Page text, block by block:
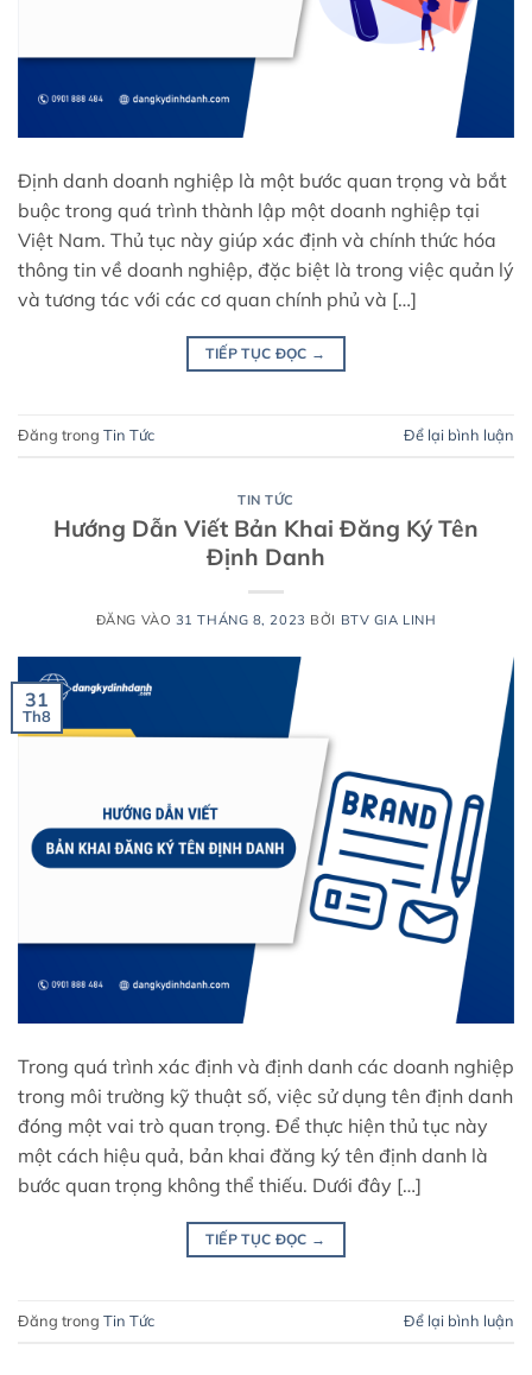
Định danh doanh nghiệp là một bước quan trọng và bắt
buộc trong quá trình thành lập một doanh nghiệp tại
Việt Nam. Thủ tục này giúp xác định và chính thức hóa
thông tin về doanh nghiệp, đặc biệt là trong việc quản lý
và tương tác với các cơ quan chính phủ và […]
TIẾP TỤC ĐỌC →
Đăng trong Tin Tức Để lại bình luận
TIN TỨC
Hướng Dẫn Viết Bản Khai Đăng Ký Tên
Định Danh
ĐĂNG VÀO 31 THÁNG 8, 2023 BỞI BTV GIA LINH
31
Th8
Trong quá trình xác định và định danh các doanh nghiệp
trong môi trường kỹ thuật số, việc sử dụng tên định danh
đóng một vai trò quan trọng. Để thực hiện thủ tục này
một cách hiệu quả, bản khai đăng ký tên định danh là
bước quan trọng không thể thiếu. Dưới đây […]
TIẾP TỤC ĐỌC →
Đăng trong Tin Tức Để lại bình luận